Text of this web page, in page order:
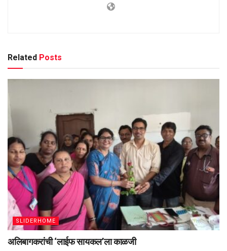
Related Posts
SLIDERHOME
अलिबागकरांची ‌‘लाईफ सायकल’ला काळजी